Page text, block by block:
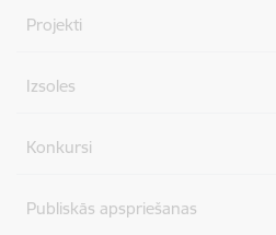
Projekti
Izsoles
Konkursi
Publiskās apspriešanas